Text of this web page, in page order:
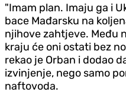
"Imam plan. Imaju ga i
bace Mađarsku na
njihove zahtjeve. Među
kraju će oni ostati bez
rekao je Orban i dodao
izvinjenje, nego samo
naftovoda.